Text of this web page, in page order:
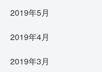
2019年5月
2019年4月
2019年3月